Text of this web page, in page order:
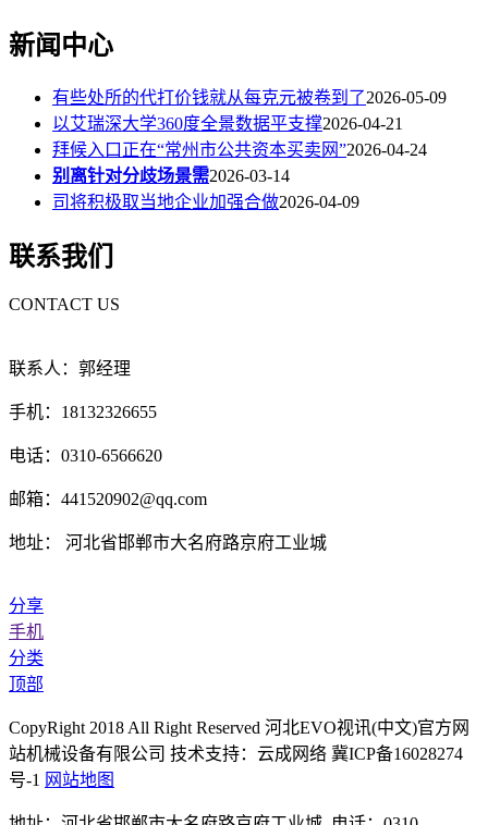
新闻中心
有些处所的代打价钱就从每克元被卷到了2026-05-09
以艾瑞深大学360度全景数据平支撑2026-04-21
拜候入口正在“常州市公共资本买卖网”2026-04-24
别离针对分歧场景需2026-03-14
司将积极取当地企业加强合做2026-04-09
联系我们
CONTACT US
联系人：郭经理
手机：18132326655
电话：0310-6566620
邮箱：441520902@qq.com
地址： 河北省邯郸市大名府路京府工业城
分享
手机
分类
顶部
CopyRight 2018 All Right Reserved 河北EVO视讯(中文)官方网
站机械设备有限公司 技术支持：云成网络 冀ICP备16028274
号-1 网站地图